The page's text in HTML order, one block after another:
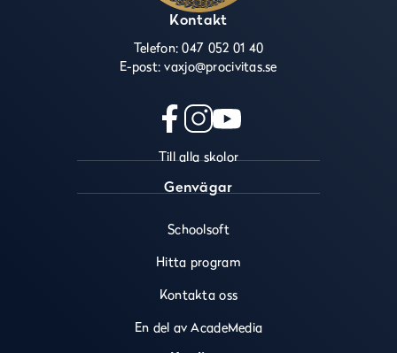
Kontakt
Telefon:047 052 01 40
E-post:vaxjo@procivitas.se
a
c
e
o
k
(
p
n
t
g
a
m
ö
o
t
b
(
ö
p
Till alla skolor
Genvägar
Schoolsoft
Hitta program
Kontakta oss
En del av AcadeMedia